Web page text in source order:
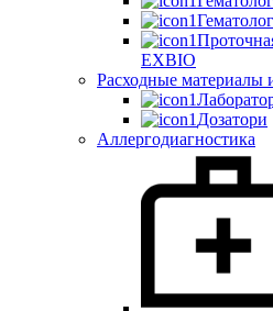
EXBIO
Расходные материалы
Дозатори
Аллергодиагностика